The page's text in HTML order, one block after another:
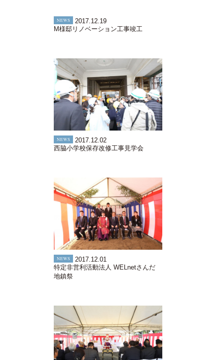
NEWS
2017.12.19
M様邸リノベーション工事竣工
NEWS
2017.12.02
西脇小学校保存改修工事見学会
NEWS
2017.12.01
特定非営利活動法人 WELnetさんだ
地鎮祭